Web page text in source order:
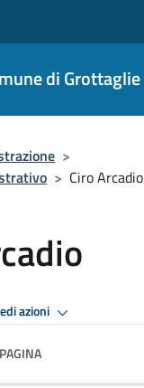
di Grottaglie
>
> Ciro Arcadio
azioni